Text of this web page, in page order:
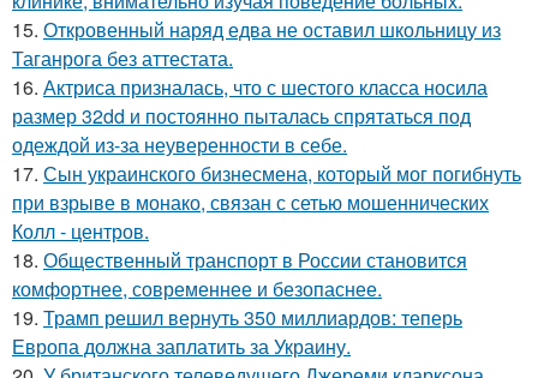
15. Откровенный наряд едва не оставил школьницу из
Таганрога без аттестата.
16. Актриса призналась, что с шестого класса носила
размер 32dd и постоянно пыталась спрятаться под
одеждой из-за неуверенности в себе.
17. Сын украинского бизнесмена, который мог погибнуть
при взрыве в монако, связан с сетью мошеннических
Колл - центров.
18. Общественный транспорт в России становится
комфортнее, современнее и безопаснее.
19. Трамп решил вернуть 350 миллиардов: теперь
Европа должна заплатить за Украину.